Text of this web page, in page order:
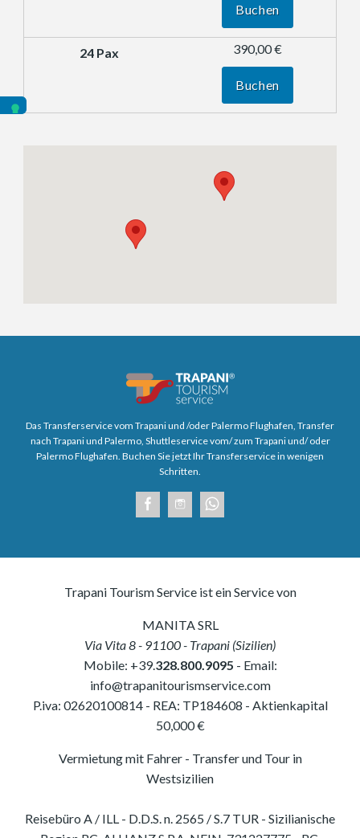
Buchen
390,00 €
Buchen
Das Transferservice vom Trapani und /oder Palermo Flughafen, Transfer
nach Trapani und Palermo, Shuttleservice vom/ zum Trapani und/ oder
Palermo Flughafen. Buchen Sie jetzt Ihr Transferservice in wenigen
Schritten.
Trapani Tourism Service ist ein Service von
MANITA SRL
Via Vita 8- 91100- Trapani (Sizilien)
Mobile: +39.328.800.9095 - Email:
info@trapanitourismservice.com
P.iva: 02620100814- REA: TP184608 - Aktienkapital
50,000 €
Vermietung mit Fahrer - Transfer und Tour in
Westsizilien
Reisebüro A / ILL - D.D.S. n. 2565 / S.7 TUR - Sizilianische